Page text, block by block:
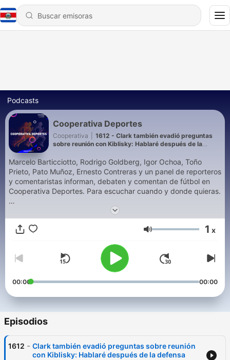
Podcasts
Cooperativa Deportes
Cooperativa
1612 - Clark también evadió preguntas
sobre reunión con Kiblisky: Hablaré después de la
Marcelo Barticciotto, Rodrigo Goldberg, Igor Ochoa, Toño
Prieto, Pato Muñoz, Ernesto Contreras y un panel de reporteros
y comentaristas informan, debaten y comentan de fútbol en
Cooperativa Deportes. Para escuchar cuando y donde quieras.
🎧 Escucha este y todos los podcasts de Cooperativa en
👉Cooperativapodcast.cl Volumen 1 x
00:00 00:00
Episodios
1612 - Clark también evadió preguntas sobre reunión
con Kiblisky: Hablaré después de la defensa